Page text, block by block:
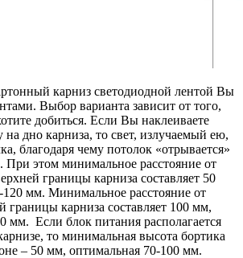
карниз светодиодной лентой Вы
Выбор варианта зависит от того,
добиться. Если Вы наклеиваете
на дно карниза, то свет, излучаемый ею,
благодаря чему потолок «отрывается»
При этом минимальное расстояние от
границы карниза составляет 50
мм. Минимальное расстояние от
границы карниза составляет 100 мм,
мм. Если блок питания располагается
то минимальная высота бортика
– 50 мм, оптимальная 70-100 мм.